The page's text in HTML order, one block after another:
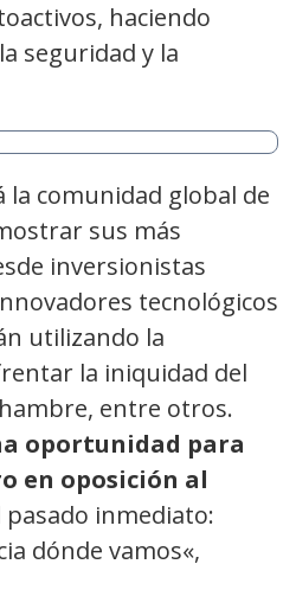
oactivos, haciendo
seguridad y la
la comunidad global de
sus más
inversionistas
tecnológicos
utilizando la
la iniquidad del
entre otros.
oportunidad para
en oposición al
pasado inmediato:
dónde vamos«,